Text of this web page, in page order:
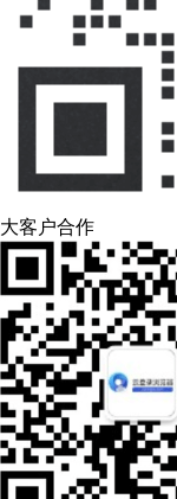
大客户合作